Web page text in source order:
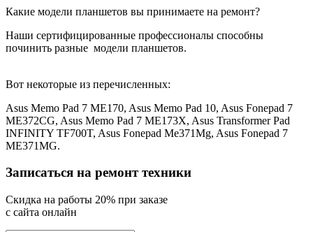
Какие модели планшетов вы принимаете на ремонт?
Наши сертифицированные профессионалы способны
починить разные модели планшетов.
Вот некоторые из перечисленных:
Asus Memo Pad 7 ME170, Asus Memo Pad 10, Asus Fonepad 7
ME372CG, Asus Memo Pad 7 ME173X, Asus Transformer Pad
INFINITY TF700T, Asus Fonepad Me371Mg, Asus Fonepad 7
ME371MG.
Записаться на ремонт техники
Cкидка на работы 20% при заказе
с сайта онлайн